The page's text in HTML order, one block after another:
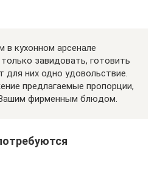
кухонном арсенале
завидовать, готовить
для них одно удовольствие.
предлагаемые пропорции,
фирменным блюдом.